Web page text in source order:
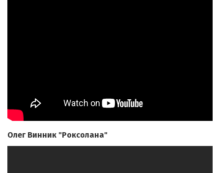
Олег Винник "Роксолана"